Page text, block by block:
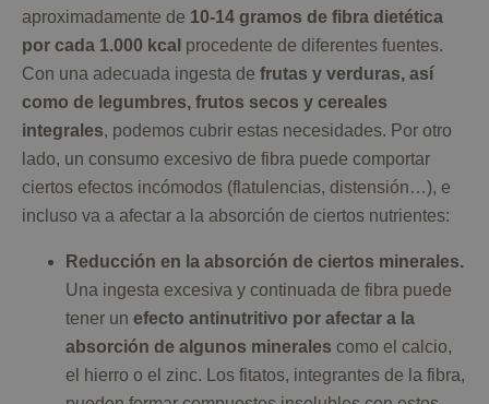
aproximadamente de 10-14 gramos de fibra dietética
por cada 1.000 kcal procedente de diferentes fuentes.
Con una adecuada ingesta de frutas y verduras, así
como de legumbres, frutos secos y cereales
integrales, podemos cubrir estas necesidades. Por otro
lado, un consumo excesivo de fibra puede comportar
ciertos efectos incómodos (flatulencias, distensión…), e
incluso va a afectar a la absorción de ciertos nutrientes:
Reducción en la absorción de ciertos minerales.
Una ingesta excesiva y continuada de fibra puede
tener un efecto antinutritivo por afectar a la
absorción de algunos minerales como el calcio,
el hierro o el zinc. Los fitatos, integrantes de la fibra,